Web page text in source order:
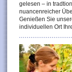
gelesen – in
nuancenreicher
Genießen Sie
individuellen Ort